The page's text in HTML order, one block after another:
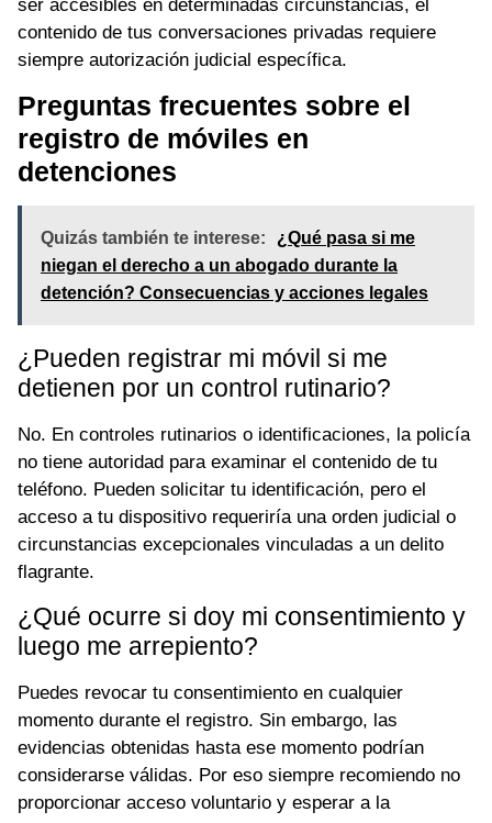
ser accesibles en determinadas circunstancias, el
contenido de tus conversaciones privadas requiere
siempre autorización judicial específica.
Preguntas frecuentes sobre el
registro de móviles en
detenciones
Quizás también te interese:
¿Qué pasa si me
niegan el derecho a un abogado durante la
detención? Consecuencias y acciones legales
¿Pueden registrar mi móvil si me
detienen por un control rutinario?
No. En controles rutinarios o identificaciones, la policía
no tiene autoridad para examinar el contenido de tu
teléfono. Pueden solicitar tu identificación, pero el
acceso a tu dispositivo requeriría una orden judicial o
circunstancias excepcionales vinculadas a un delito
flagrante.
¿Qué ocurre si doy mi consentimiento y
luego me arrepiento?
Puedes revocar tu consentimiento en cualquier
momento durante el registro. Sin embargo, las
evidencias obtenidas hasta ese momento podrían
considerarse válidas. Por eso siempre recomiendo no
proporcionar acceso voluntario y esperar a la